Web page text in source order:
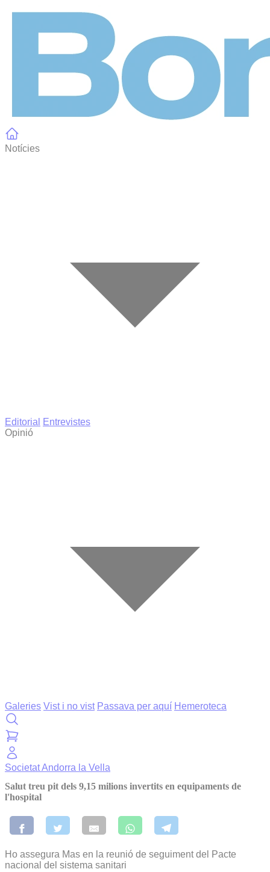
Notícies
Editorial
Entrevistes
Opinió
Galeries Vist i no vist Passava per aquí Hemeroteca
SocietatAndorra la Vella
Salut treu pit dels 9,15 milions invertits en equipaments de
l'hospital
Ho assegura Mas en la reunió de seguiment del Pacte
nacional del sistema sanitari